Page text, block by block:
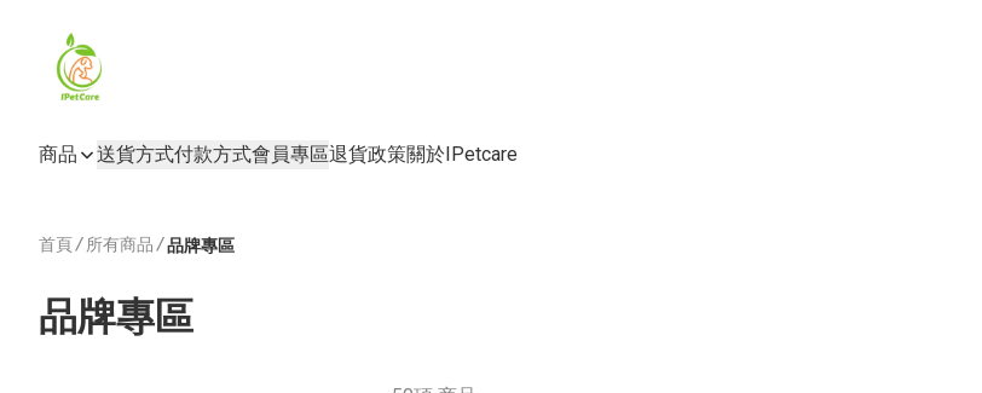
商品 送貨方式付款方式會員專區退貨政策關於IPetcare
首頁/ 所有商品 /品牌專區
品牌專區